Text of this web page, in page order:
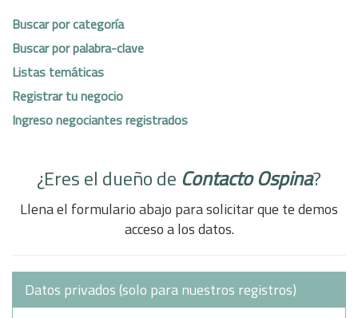
Buscar por categoría
Buscar por palabra-clave
Listas temáticas
Registrar tu negocio
Ingreso negociantes registrados
¿Eres el dueño de Contacto Ospina?
Llena el formulario abajo para solicitar que te demos
acceso a los datos.
Datos privados (solo para nuestros registros)